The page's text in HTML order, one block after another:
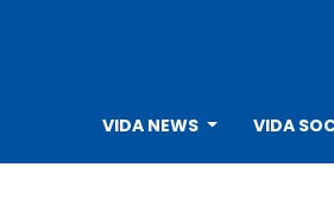
VIDA NEWS VIDA